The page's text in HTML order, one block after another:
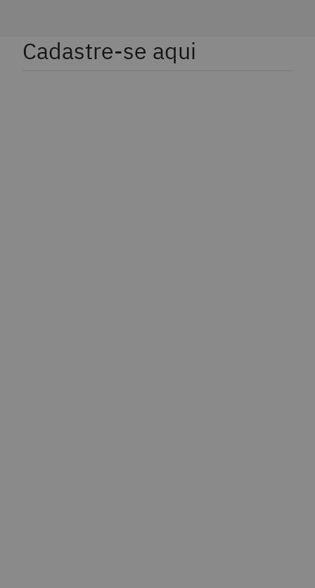
Cadastre-se aqui